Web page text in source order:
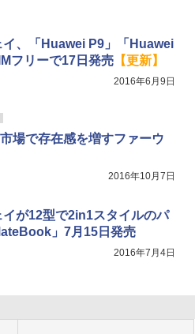
イ、「Huawei P9」「Huawei
フリーで17日発売【更新】
2016年6月9日
場で存在感を増すファーウ
2016年10月7日
イが12型で2in1スタイルのパ
」7月15日発売
2016年7月4日